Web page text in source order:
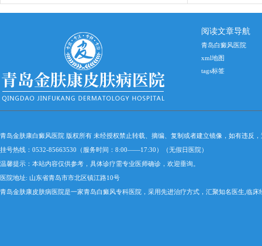
阅读文章导航
青岛白癜风医院
xml地图
tags标签
青岛金肤康白癜风医院 版权所有 未经授权禁止转载、摘编、复制或者建立镜像，如有违反
挂号热线：0532-85663530（服务时间：8:00——17:30）（无假日医院）
温馨提示：本站内容仅供参考，具体诊疗需专业医师确诊，欢迎垂询。
医院地址: 山东省青岛市市北区镇江路10号
青岛金肤康皮肤病医院是一家青岛白癜风专科医院，采用先进治疗方式，汇聚知名医生,临床